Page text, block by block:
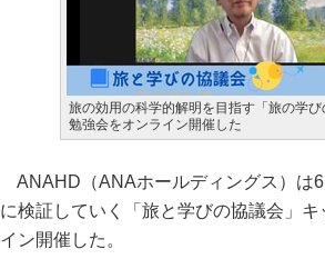
旅の効用の科学的解明を目指す「旅の学
勉強会をオンライン開催した
ANAHD（ANAホールディングス）は
に検証していく「旅と学びの協議会」
イン開催した。